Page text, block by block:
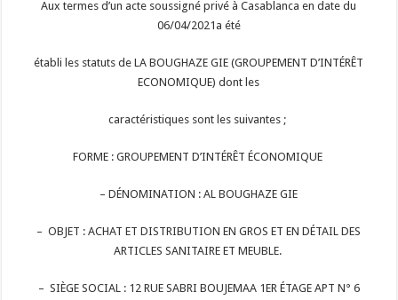
Aux termes d’un acte soussigné privé à Casablanca en date du
06/04/2021a été
établi les statuts de LA BOUGHAZE GIE (GROUPEMENT D’INTÉRÊT
ECONOMIQUE) dont les
caractéristiques sont les suivantes ;
FORME : GROUPEMENT D’INTÉRÊT ÉCONOMIQUE
– DÉNOMINATION : AL BOUGHAZE GIE
– OBJET : ACHAT ET DISTRIBUTION EN GROS ET EN DÉTAIL DES
ARTICLES SANITAIRE ET MEUBLE.
– SIÈGE SOCIAL : 12 RUE SABRI BOUJEMAA 1ER ÉTAGE APT N° 6